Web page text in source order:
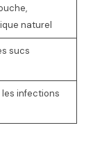
naturel
sucs
infections